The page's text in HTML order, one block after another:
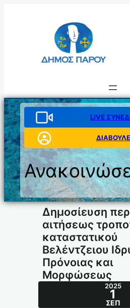
LIVE
Δημοσίευση
αιτήσεως
καταστατικού
Βελέντζειου
Πρόνοιας και
Μορφώσεως
2025
1
ΣΕΠ